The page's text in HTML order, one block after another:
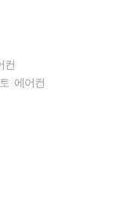
컨
에어컨